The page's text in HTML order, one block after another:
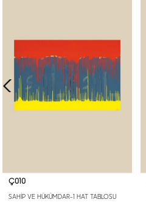
Ç010
SAHİP VE HÜKÜMDAR-1 HAT TABLOSU